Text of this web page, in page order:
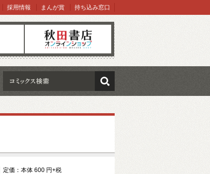
オンラインショップ
採用情報 まんが賞 持ち込み窓口
検索
定価：本体 600 円+税